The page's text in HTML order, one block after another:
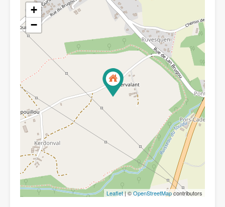
+
−
Leaflet | ©OpenStreetMapcontributors